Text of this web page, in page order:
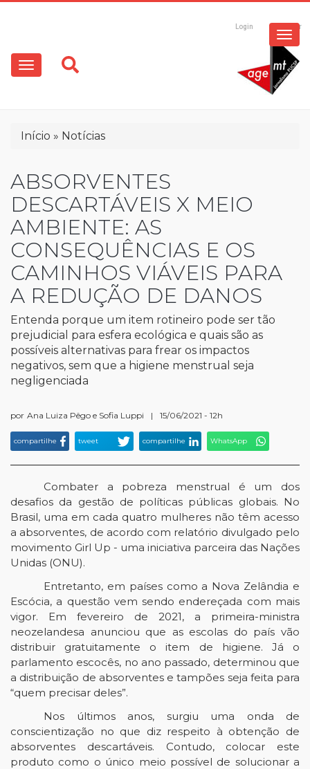
conteúdo
principal
Login Registrar
Main
navigation
Trilha
navegação
Início Notícias
ABSORVENTES
DESCARTÁVEIS X MEIO
AMBIENTE: AS
CONSEQUÊNCIAS E OS
CAMINHOS VIÁVEIS PARA
A REDUÇÃO DE DANOS
Entenda porque um item rotineiro pode ser tão
prejudicial para esfera ecológica e quais são as
possíveis alternativas para frear os impactos
negativos, sem que a higiene menstrual seja
negligenciada
por Ana Luiza Pêgo e Sofia Luppi | 15/06/2021 - 12h
compartilhe tweet compartilhe WhatsApp
Combater a pobreza menstrual é um dos
desafios da gestão de políticas públicas globais. No
Brasil, uma em cada quatro mulheres não têm acesso
a absorventes, de acordo com relatório divulgado pelo
movimento Girl Up - uma iniciativa parceira das Nações
Unidas (ONU).
Entretanto, em países como a Nova Zelândia e
Escócia, a questão vem sendo endereçada com mais
vigor. Em fevereiro de 2021, a primeira-ministra
neozelandesa anunciou que as escolas do país vão
distribuir gratuitamente o item de higiene. Já o
parlamento escocês, no ano passado, determinou que
a distribuição de absorventes e tampões seja feita para
“quem precisar deles”.
Nos últimos anos, surgiu uma onda de
conscientização no que diz respeito à obtenção de
absorventes descartáveis. Contudo, colocar este
produto como o único meio possível de solucionar a